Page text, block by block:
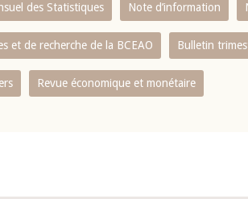
des Statistiques Note d’information
et de recherche de la BCEAO Bulletin
Revue économique et monétaire